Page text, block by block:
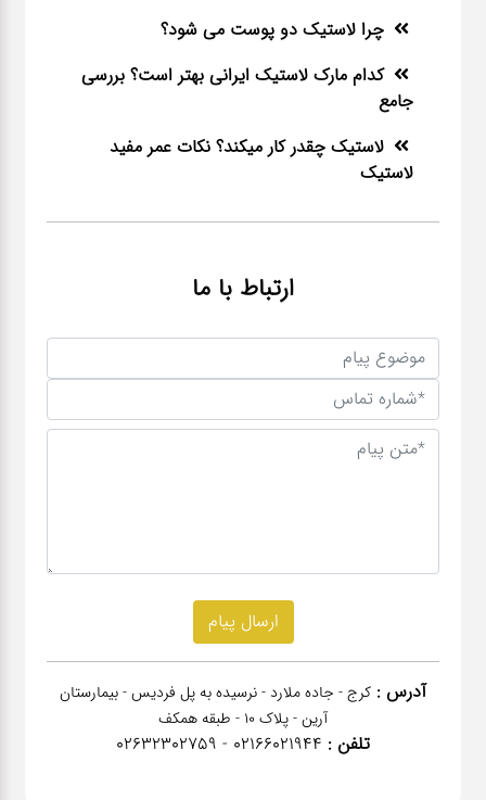
چرا لاستیک دو پوست می شود؟
کدام مارک لاستیک ایرانی بهتر است؟ بررسی
جامع
لاستیک چقدر کار میکند؟ نکات عمر مفید
لاستیک
ارتباط با ما
آدرس : کرج - جاده ملارد - نرسیده به پل فردیس - بیمارستان
آرین - پلاک 10 - طبقه همکف
تلفن : 02166021944 - 02632302759